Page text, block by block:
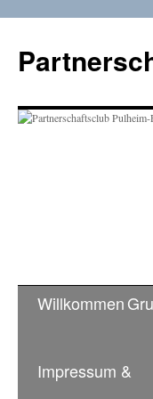
springen
Willkommen
Impressum &